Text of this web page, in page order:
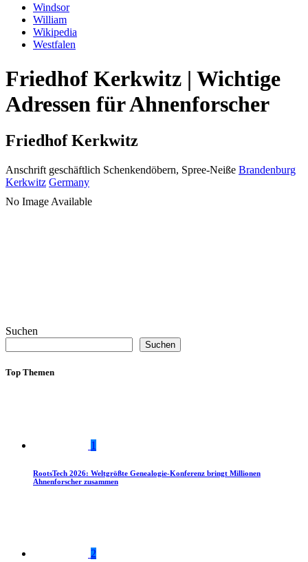
Windsor
William
Wikipedia
Westfalen
Friedhof Kerkwitz | Wichtige
Adressen für Ahnenforscher
Friedhof Kerkwitz
Anschrift geschäftlich Schenkendöbern, Spree-Neiße Brandenburg
Kerkwitz Germany
No Image Available
Suchen
Suchen
Top Themen
1
RootsTech 2026: Weltgrößte Genealogie-Konferenz bringt Millionen
Ahnenforscher zusammen
2